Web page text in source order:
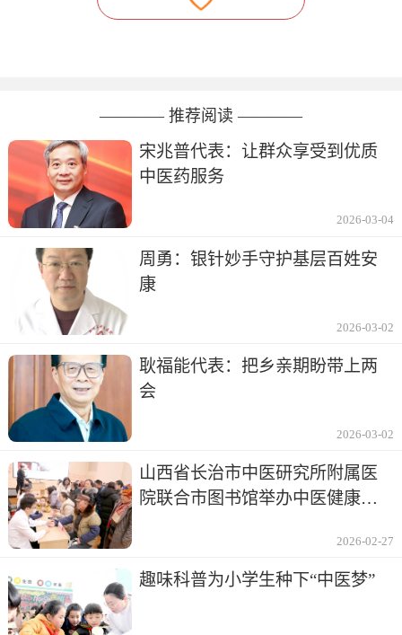
———— 推荐阅读 ————
宋兆普代表：让群众享受到优质
中医药服务
2026-03-04
周勇：银针妙手守护基层百姓安
康
2026-03-02
耿福能代表：把乡亲期盼带上两
会
2026-03-02
山西省长治市中医研究所附属医
院联合市图书馆举办中医健康讲
2026-02-27
趣味科普为小学生种下“中医梦”